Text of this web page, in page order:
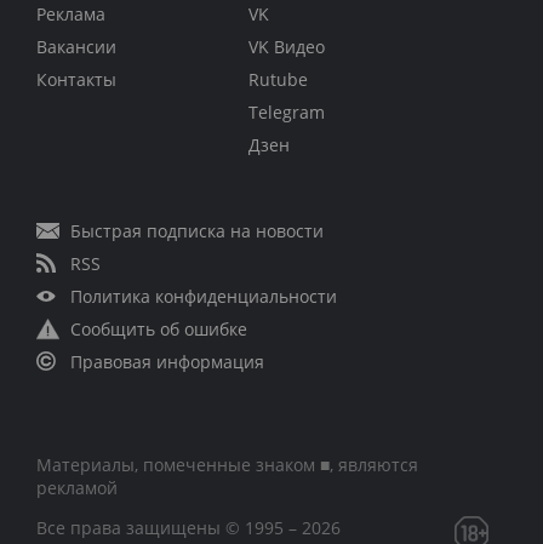
Реклама
Вакансии
Контакты
VK
VK Видео
Rutube
Telegram
Дзен
Быстрая подписка на новости
RSS
Политика конфиденциальности
Сообщить об ошибке
Правовая информация
Материалы, помеченные знаком ■, являются
рекламой
Все права защищены © 1995 – 2026